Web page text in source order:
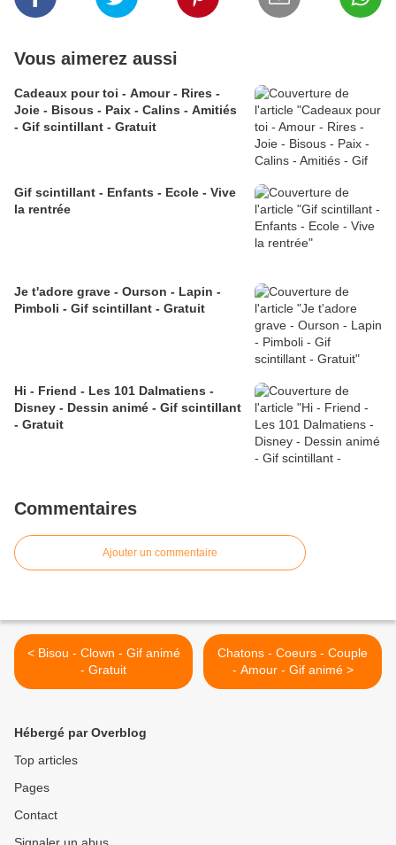
Vous aimerez aussi
Cadeaux pour toi - Amour - Rires -
Joie - Bisous - Paix - Calins - Amitiés
- Gif scintillant - Gratuit
Gif scintillant - Enfants - Ecole - Vive
la rentrée
Je t'adore grave - Ourson - Lapin -
Pimboli - Gif scintillant - Gratuit
Hi - Friend - Les 101 Dalmatiens -
Disney - Dessin animé - Gif scintillant
- Gratuit
Commentaires
Ajouter un commentaire
< Bisou - Clown - Gif animé
- Gratuit
Chatons - Coeurs - Couple
- Amour - Gif animé >
Hébergé par Overblog
Top articles
Pages
Contact